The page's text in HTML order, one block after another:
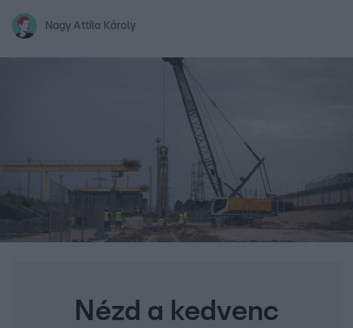
Nagy Attila Károly
Nézd a kedvenc